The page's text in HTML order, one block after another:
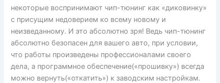
некоторые воспринимают чип-тюнинг как «диковинку»
с присущим недоверием ко всему новому и
неизведанному. И это абсолютно зря! Ведь чип-тюнинг
абсолютно безопасен для вашего авто, при условии,
что работы произведены профессионалами своего
дела, а программное обеспечение(«прошивку») всегда
можно вернуть(«откатить») к заводским настройкам.